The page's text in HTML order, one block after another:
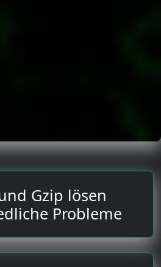
Gzip lösen
Probleme